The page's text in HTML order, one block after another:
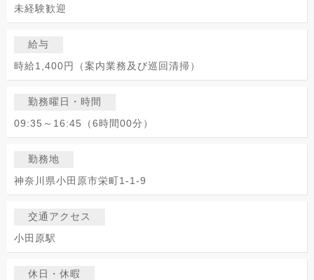
未経験歓迎
給与
時給1,400円（案内業務及び巡回清掃）
勤務曜日・時間
09:35～16:45（6時間00分）
勤務地
神奈川県小田原市栄町1-1-9
交通アクセス
小田原駅
休日・休暇